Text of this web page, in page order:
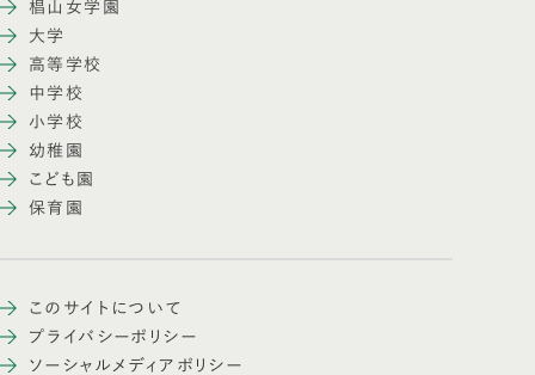
椙山女学園
大学
高等学校
中学校
小学校
幼稚園
こども園
保育園
このサイトについて
プライバシーポリシー
ソーシャルメディアポリシー